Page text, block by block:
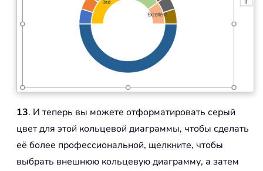
13. И теперь вы можете отформатировать серый
цвет для этой кольцевой диаграммы, чтобы сделать
её более профессиональной, щелкните, чтобы
выбрать внешнюю кольцевую диаграмму, а затем